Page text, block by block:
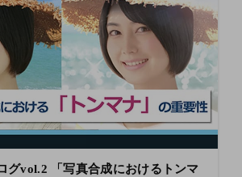
におけるトンマ